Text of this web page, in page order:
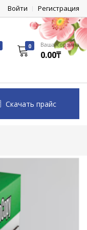
Войти Регистрация
0 Ваша корзина
0.00₸
Скачать прайс